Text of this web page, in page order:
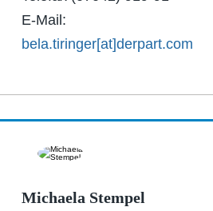
E-Mail:
bela.tiringer[at]derpart.com
Michaela Stempel